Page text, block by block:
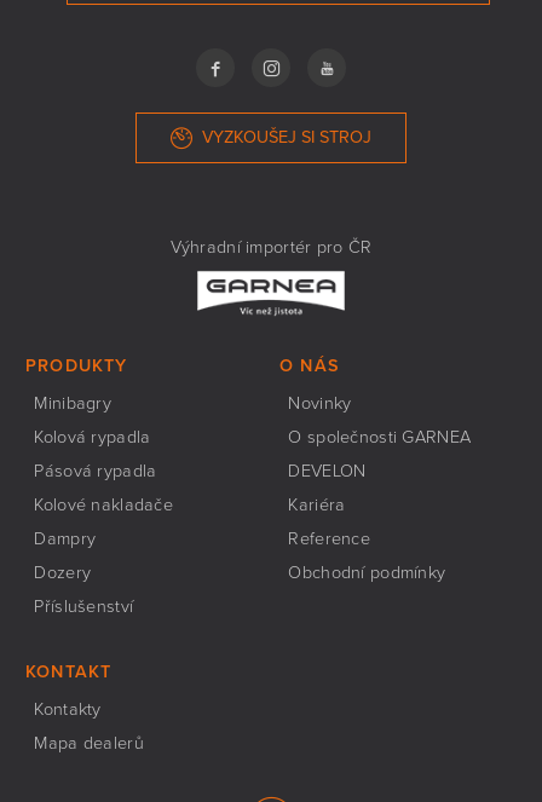
VYZKOUŠEJ SI STROJ
Výhradní importér pro ČR
PRODUKTY
Minibagry
Kolová rypadla
Pásová rypadla
Kolové nakladače
Dampry
Dozery
Příslušenství
O NÁS
Novinky
O společnosti GARNEA
DEVELON
Kariéra
Reference
Obchodní podmínky
KONTAKT
Kontakty
Mapa dealerů